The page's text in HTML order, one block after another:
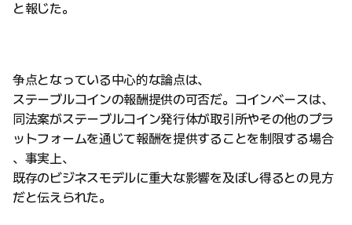
と報じた。
争点となっている中心的な論点は、
ステーブルコインの報酬提供の可否だ。コインベースは、
同法案がステーブルコイン発行体が取引所やその他のプラ
ットフォームを通じて報酬を提供することを制限する場合
、事実上、
既存のビジネスモデルに重大な影響を及ぼし得るとの見方
だと伝えられた。